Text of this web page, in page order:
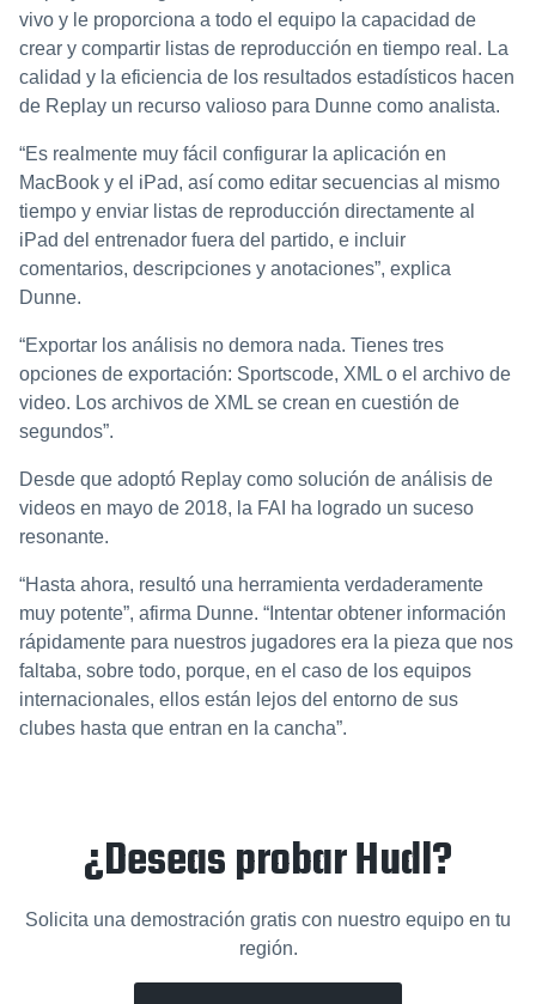
vivo y le proporciona a todo el equipo la capacidad de
crear y compartir listas de reproducción en tiempo real. La
calidad y la eficiencia de los resultados estadísticos hacen
de Replay un recurso valioso para Dunne como analista.
“Es realmente muy fácil configurar la aplicación en
MacBook y el iPad, así como editar secuencias al mismo
tiempo y enviar listas de reproducción directamente al
iPad del entrenador fuera del partido, e incluir
comentarios, descripciones y anotaciones”, explica
Dunne.
“Exportar los análisis no demora nada. Tienes tres
opciones de exportación: Sportscode, XML o el archivo de
video. Los archivos de XML se crean en cuestión de
segundos”.
Desde que adoptó Replay como solución de análisis de
videos en mayo de 2018, la FAI ha logrado un suceso
resonante.
“Hasta ahora, resultó una herramienta verdaderamente
muy potente”, afirma Dunne. “Intentar obtener información
rápidamente para nuestros jugadores era la pieza que nos
faltaba, sobre todo, porque, en el caso de los equipos
internacionales, ellos están lejos del entorno de sus
clubes hasta que entran en la cancha”.
¿Deseas probar Hudl?
Solicita una demostración gratis con nuestro equipo en tu
región.